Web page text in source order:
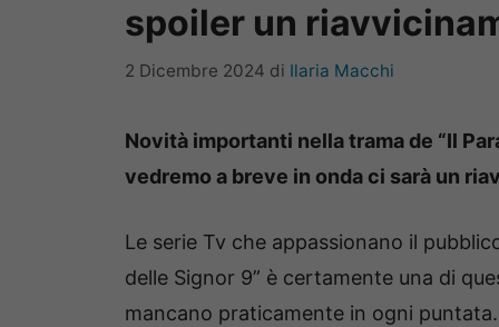
spoiler un
2 Dicembre 2024 di Ilaria Macchi
Novità importanti nella trama de “Il
vedremo a breve in onda ci sarà un
Le serie Tv che appassionano il
delle Signor 9” è certamente una di
mancano praticamente in ogni